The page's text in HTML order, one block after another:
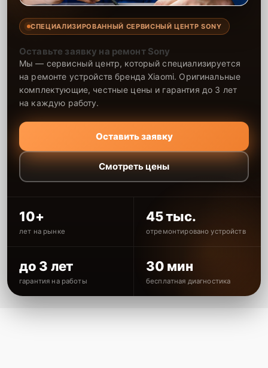
СПЕЦИАЛИЗИРОВАННЫЙ СЕРВИСНЫЙ ЦЕНТР SONY
Оставьте заявку на ремонт Sony
Мы — сервисный центр, который специализируется
на ремонте устройств бренда Xiaomi. Оригинальные
комплектующие, честные цены и гарантия до 3 лет
на каждую работу.
Оставить заявку
Смотреть цены
10+
лет на рынке
45 тыс.
отремонтировано устройств
до 3 лет
гарантия на работы
30 мин
бесплатная диагностика